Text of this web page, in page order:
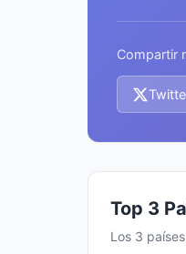
Compartir
Top 3
Los 3